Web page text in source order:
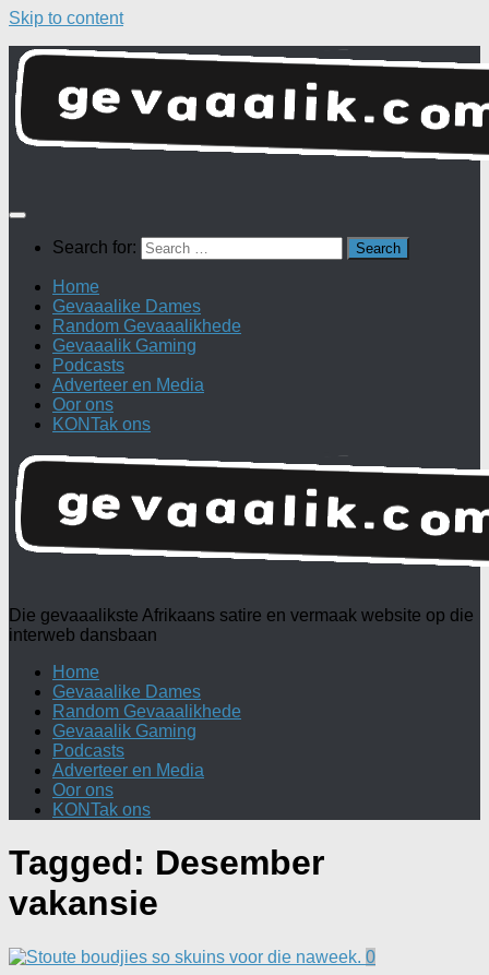
Skip to content
Search for:
Home
Gevaaalike Dames
Random Gevaaalikhede
Gevaaalik Gaming
Podcasts
Adverteer en Media
Oor ons
KONTak ons
Die gevaaalikste Afrikaans satire en vermaak website op die
interweb dansbaan
Home
Gevaaalike Dames
Random Gevaaalikhede
Gevaaalik Gaming
Podcasts
Adverteer en Media
Oor ons
KONTak ons
Tagged: Desember
vakansie
0